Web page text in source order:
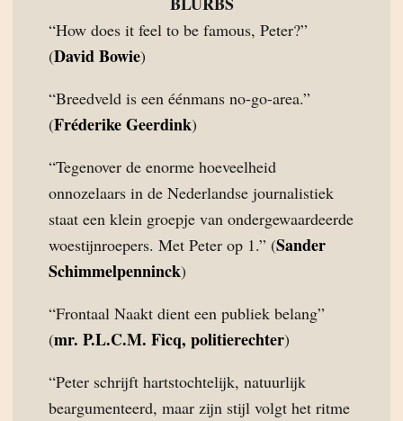
“How does it feel to be famous, Peter?”
(David Bowie)
“Breedveld is een éénmans no-go-area.”
(Fréderike Geerdink)
“Tegenover de enorme hoeveelheid
onnozelaars in de Nederlandse journalistiek
staat een klein groepje van ondergewaardeerde
woestijnroepers. Met Peter op 1.” (Sander
Schimmelpenninck)
“Frontaal Naakt dient een publiek belang”
(mr. P.L.C.M. Ficq, politierechter)
“Peter schrijft hartstochtelijk, natuurlijk
beargumenteerd, maar zijn stijl volgt het ritme